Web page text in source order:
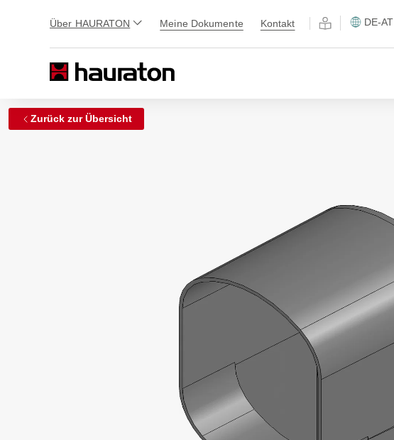
Über HAURATON Meine Dokumente Kontakt DE-AT
Zurück zur Übersicht